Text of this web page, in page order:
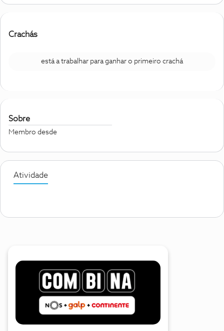
Crachás
está a trabalhar para ganhar o primeiro crachá
Sobre
Membro desde
Atividade